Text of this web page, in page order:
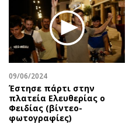
09/06/2024
Έστησε πάρτι στην
πλατεία Ελευθερίας ο
Φειδίας (βίντεο-
φωτογραφίες)